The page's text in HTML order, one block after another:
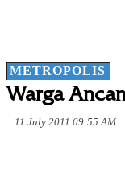
METROPOLIS
Warga
11 July 2011 09:55 AM